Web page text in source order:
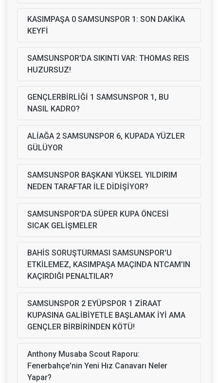
KASIMPAŞA 0 SAMSUNSPOR 1: SON DAKİKA
KEYFİ
SAMSUNSPOR'DA SIKINTI VAR: THOMAS REIS
HUZURSUZ!
GENÇLERBİRLİĞİ 1 SAMSUNSPOR 1, BU
NASIL KADRO?
ALİAĞA 2 SAMSUNSPOR 6, KUPADA YÜZLER
GÜLÜYOR
SAMSUNSPOR BAŞKANI YÜKSEL YILDIRIM
NEDEN TARAFTAR İLE DİDİŞİYOR?
SAMSUNSPOR'DA SÜPER KUPA ÖNCESİ
SICAK GELİŞMELER
BAHİS SORUŞTURMASI SAMSUNSPOR'U
ETKİLEMEZ, KASIMPAŞA MAÇINDA NTCAM'IN
KAÇIRDIĞI PENALTILAR?
SAMSUNSPOR 2 EYÜPSPOR 1 ZİRAAT
KUPASINA GALİBİYETLE BAŞLAMAK İYİ AMA
GENÇLER BİRBİRİNDEN KÖTÜ!
Anthony Musaba Scout Raporu:
Fenerbahçe'nin Yeni Hız Canavarı Neler
Yapar?